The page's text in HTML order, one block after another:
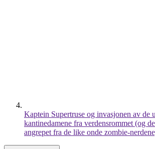
Kaptein Supertruse og invasjonen av de
kantinedamene fra verdensrommet (og
angrepet fra de like onde zombie-